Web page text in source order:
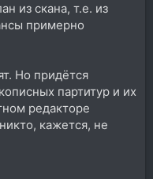
из скана, т.е. из
примерно
Но придётся
партитур и их
редакторе
кажется, не